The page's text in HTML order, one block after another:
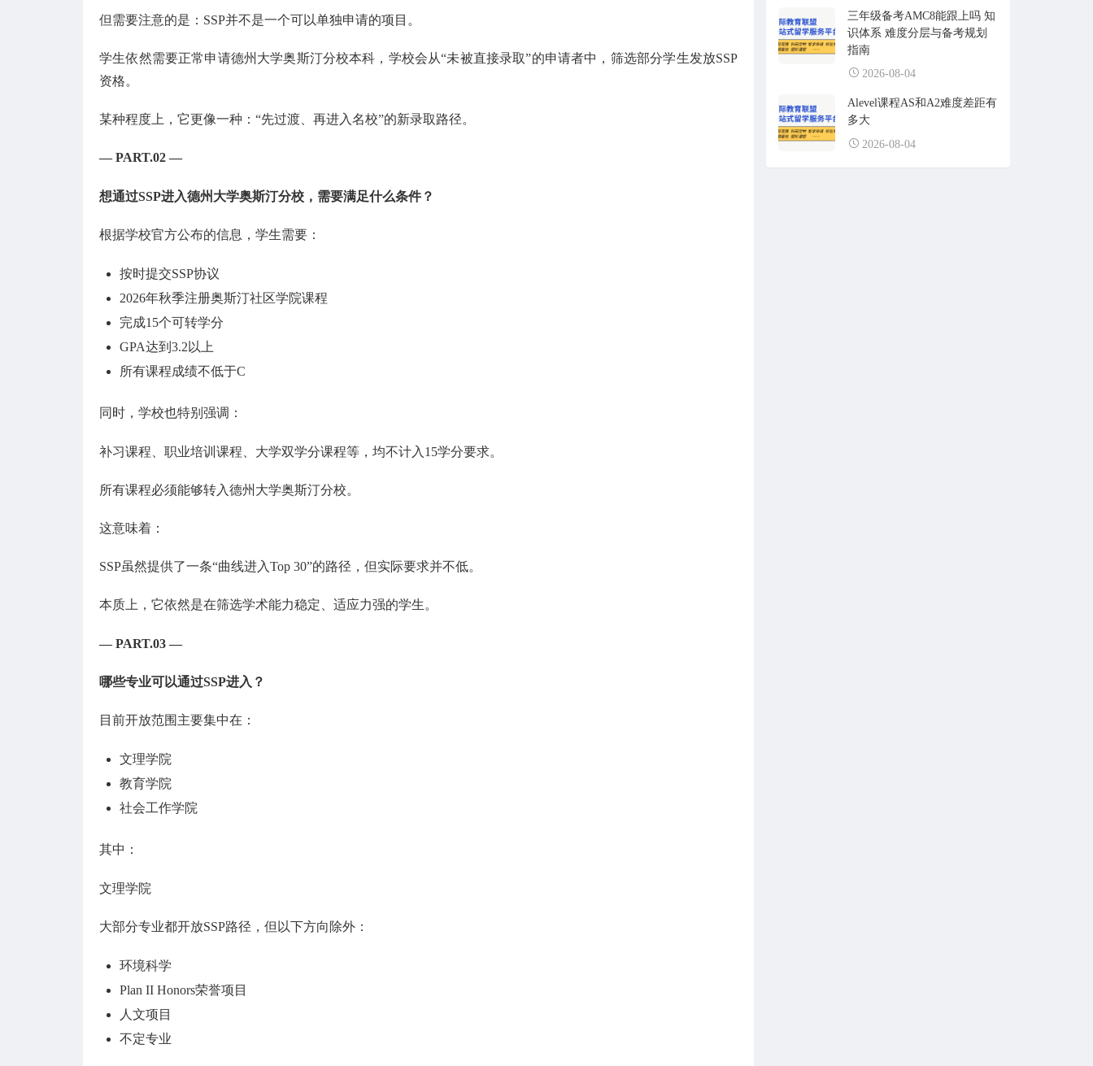
但需要注意的是：SSP并不是一个可以单独申请的项目。
学生依然需要正常申请德州大学奥斯汀分校本科，学校会从“未被直接录取”的申请者中，筛选部分学生发放SSP
资格。
某种程度上，它更像一种：“先过渡、再进入名校”的新录取路径。
— PART.02 —
想通过SSP进入德州大学奥斯汀分校，需要满足什么条件？
根据学校官方公布的信息，学生需要：
按时提交SSP协议
2026年秋季注册奥斯汀社区学院课程
完成15个可转学分
GPA达到3.2以上
所有课程成绩不低于C
同时，学校也特别强调：
补习课程、职业培训课程、大学双学分课程等，均不计入15学分要求。
所有课程必须能够转入德州大学奥斯汀分校。
这意味着：
SSP虽然提供了一条“曲线进入Top 30”的路径，但实际要求并不低。
本质上，它依然是在筛选学术能力稳定、适应力强的学生。
— PART.03 —
哪些专业可以通过SSP进入？
目前开放范围主要集中在：
文理学院
教育学院
社会工作学院
其中：
文理学院
大部分专业都开放SSP路径，但以下方向除外：
环境科学
Plan II Honors荣誉项目
人文项目
不定专业
三年级备考AMC8能跟上吗 知
识体系 难度分层与备考规划
指南
2026-08-04
Alevel课程AS和A2难度差距有
多大
2026-08-04